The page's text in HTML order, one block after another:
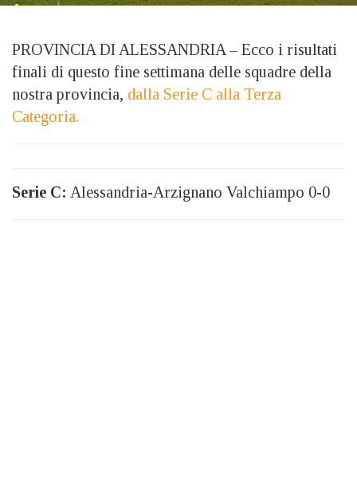
PROVINCIA DI ALESSANDRIA – Ecco i risultati
finali di questo fine settimana delle squadre della
nostra provincia, dalla Serie C alla Terza
Categoria.
Serie C: Alessandria-Arzignano Valchiampo 0-0